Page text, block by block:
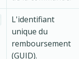
L'identifiant
unique du
remboursement
(GUID).